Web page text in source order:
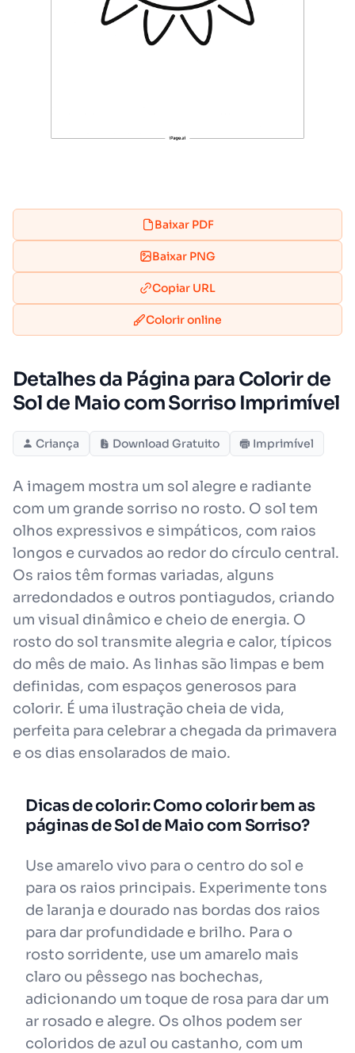
Baixar PDF
Baixar PNG
Copiar URL
Colorir online
Detalhes da Página para Colorir de
Sol de Maio com Sorriso Imprimível
Criança Download Gratuito Imprimível
A imagem mostra um sol alegre e radiante
com um grande sorriso no rosto. O sol tem
olhos expressivos e simpáticos, com raios
longos e curvados ao redor do círculo central.
Os raios têm formas variadas, alguns
arredondados e outros pontiagudos, criando
um visual dinâmico e cheio de energia. O
rosto do sol transmite alegria e calor, típicos
do mês de maio. As linhas são limpas e bem
definidas, com espaços generosos para
colorir. É uma ilustração cheia de vida,
perfeita para celebrar a chegada da primavera
e os dias ensolarados de maio.
Dicas de colorir: Como colorir bem as
páginas de Sol de Maio com Sorriso?
Use amarelo vivo para o centro do sol e
para os raios principais. Experimente tons
de laranja e dourado nas bordas dos raios
para dar profundidade e brilho. Para o
rosto sorridente, use um amarelo mais
claro ou pêssego nas bochechas,
adicionando um toque de rosa para dar um
ar rosado e alegre. Os olhos podem ser
coloridos de azul ou castanho, com um